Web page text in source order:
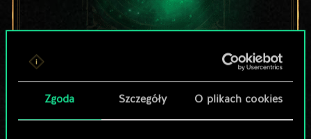
Zgoda Szczegóły O plikach cookies
Lubisz grać tą talią?
Pomóż społeczności